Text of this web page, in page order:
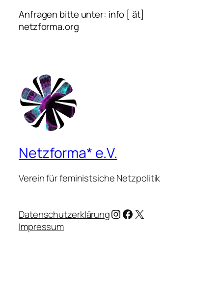
Anfragen bitte unter: info [ ät]
netzforma.org
Netzforma* e.V.
Verein für feministsiche Netzpolitik
Datenschutzerklärung
Impressum
Instagram
Facebook
X